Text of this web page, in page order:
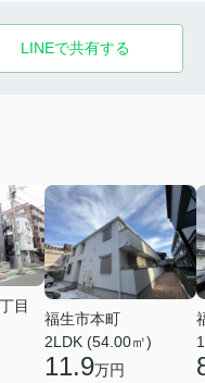
LINEで共有する
目
福生市本町
2LDK (54.00㎡)
11.9万円